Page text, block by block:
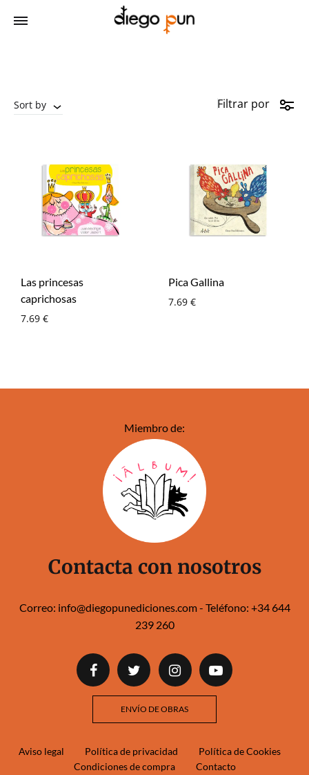
Sort by Filtrar por
Las princesas
caprichosas
7.69 €
Pica Gallina
7.69 €
Miembro de:
Contacta con nosotros
Correo: info@diegopunediciones.com- Teléfono: +34 644
239 260‬‬
ENVÍO DE OBRAS
Aviso legal Política de privacidad
Política de Cookies
Condiciones de compra
Contacto